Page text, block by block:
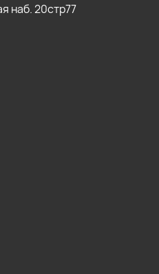
наб. 20стр77